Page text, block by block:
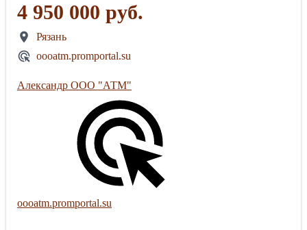
4 950 000 руб.
Рязань
oooatm.promportal.su
Александр ООО "АТМ"
oooatm.promportal.su